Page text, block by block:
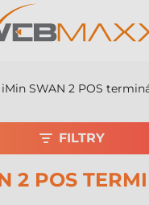
iMin SWAN 2 POS
2 POS
FILTRY